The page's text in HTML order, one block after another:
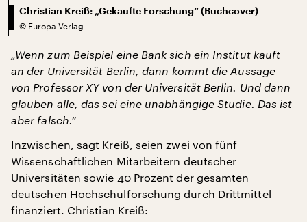
Christian Kreiß: „Gekaufte Forschung“ (Buchcover)
© Europa Verlag
„Wenn zum Beispiel eine Bank sich ein Institut kauft
an der Universität Berlin, dann kommt die Aussage
von Professor XY von der Universität Berlin. Und dann
glauben alle, das sei eine unabhängige Studie. Das ist
aber falsch.“
Inzwischen, sagt Kreiß, seien zwei von fünf
Wissenschaftlichen Mitarbeitern deutscher
Universitäten sowie 40 Prozent der gesamten
deutschen Hochschulforschung durch Drittmittel
finanziert. Christian Kreiß: